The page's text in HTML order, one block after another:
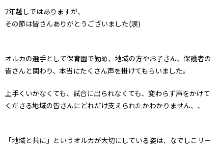
2年越しではありますが、
その節は皆さんありがとうございました(涙)
オルカの選手として保育園で勤め、地域の方やお子さん、保護者の
皆さんと関わり、本当にたくさん声を掛けてもらいました。
上手くいかなくても、試合に出られなくても、変わらず声をかけて
くださる地域の皆さんにどれだけ支えられたかわかりません、、
「地域と共に」というオルカが大切にしている姿は、なでしこリー